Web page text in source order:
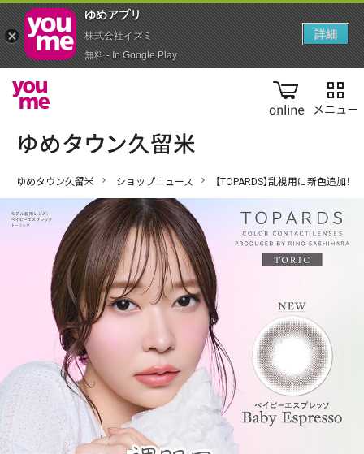
online
ゆめタウン久留米 ショップニュース 【TOPARDS】乱視用に新色追加！
ゆめアプ‪リ‬
株式会社イズミ
無料 - In Google Play
詳細